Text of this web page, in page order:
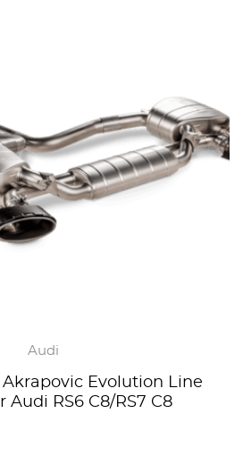
Audi
Evolution Line
Audi RS6 C8/RS7 C8